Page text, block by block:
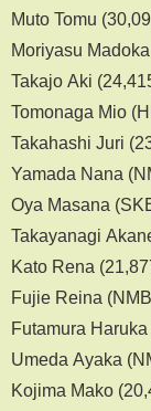
Muto Tomu
Moriyasu
Takajo Aki
Tomonaga Mio
Takahashi Juri
Yamada Nana
Oya Masana
Takayanagi
Kato Rena
Fujie Reina
Futamura
Umeda Ayaka
Kojima Mako